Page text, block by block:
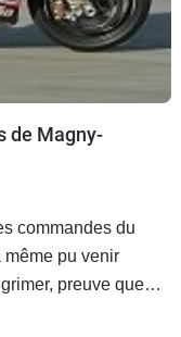
de Magny-
commandes du
preuve que